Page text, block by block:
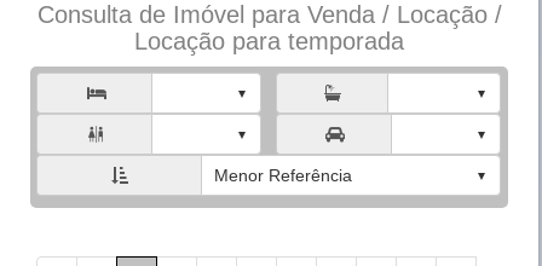
Consulta de Imóvel para Venda / Locação /
Locação para temporada

 
Menor Referência